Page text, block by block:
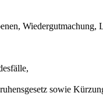
Wiedergutmachung,
sowie